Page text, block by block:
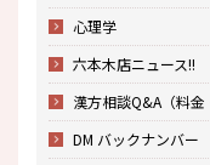
心理学
六本木店ニュース!!
漢方相談Q&A（料金
DM バックナンバー